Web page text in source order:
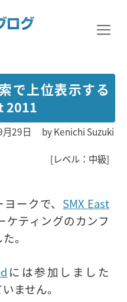
で上位表示する
2011
29日 byKenichi Suzuki
[レベル：中級]
ークで、 SMX East
ケティングのカンフ
。
には参加しました
ません。